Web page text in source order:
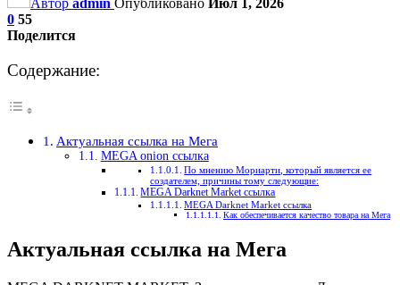
0 55
Поделится
Содержание:
Актуальная ссылка на Мега
MEGA onion ссылка
По мнению Мориарти, который является ее
создателем, причины тому следующие:
MEGA Darknet Market ссылка
MEGA Darknet Market ссылка
Как обеспечивается качество товара на Мега
Актуальная ссылка на Мега